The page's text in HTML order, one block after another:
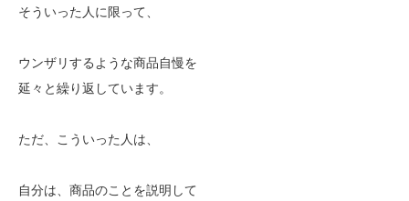
そういった人に限って、
ウンザリするような商品自慢を
延々と繰り返しています。
ただ、こういった人は、
自分は、商品のことを説明して